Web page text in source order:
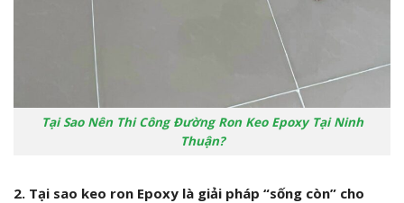
Tại Sao Nên Thi Công Đường Ron Keo Epoxy Tại Ninh
Thuận?
2. Tại sao keo ron Epoxy là giải pháp “sống còn” cho